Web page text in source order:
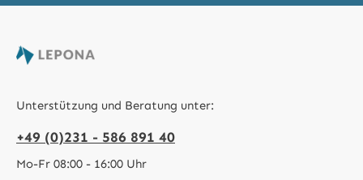
Unterstützung und Beratung unter:
+49 (0)231 - 586 891 40
Mo-Fr 08:00 - 16:00 Uhr